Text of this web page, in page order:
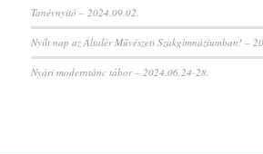
Tanévnyitó – 2024.09.02.
Nyílt nap az Általér Művészeti Szakgimnáziumban! –
Nyári moderntánc tábor – 2024.06.24-28.